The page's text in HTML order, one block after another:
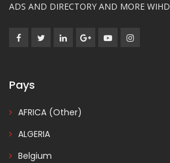
ADS AND DIRECTORY AND MORE
Pays
AFRICA (Other)
ALGERIA
Belgium